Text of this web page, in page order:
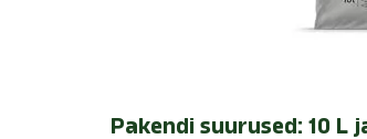
Pakendi suurused: 10 L